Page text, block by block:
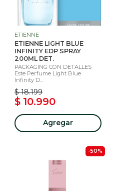
ETIENNE
ETIENNE LIGHT BLUE
INFINITY EDP SPRAY
200ML DET.
PACKAGING CON DETALLES
Este Perfume Light Blue
Infinity D...
$ 18.199
$ 10.990
Agregar
-50%